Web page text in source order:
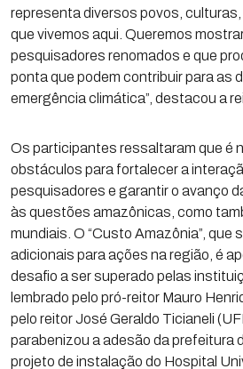
representa diversos povos,
que vivemos aqui. Queremos
pesquisadores renomados e que
ponta que podem contribuir para as
emergência climática”, destacou a
Os participantes ressaltaram que é
obstáculos para fortalecer a
pesquisadores e garantir o avanço
às questões amazônicas, como
mundiais. O “Custo Amazônia”, que
adicionais para ações na região, é
desafio a ser superado pelas
lembrado pelo pró-reitor Mauro
pelo reitor José Geraldo Ticianeli
parabenizou a adesão da prefeitura
projeto de instalação do Hospital